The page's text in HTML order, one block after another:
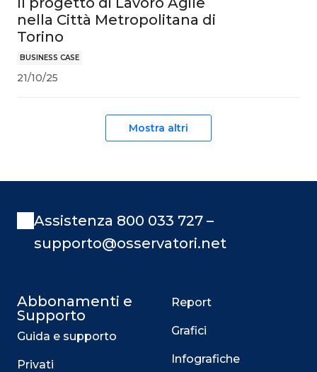
BUSINESS CASE
nella Città Metropolitana di
Torino
21/10/25
Mostra altri
Assistenza 800 033 727 –
supporto@osservatori.net
Abbonamenti e
Supporto
Guida e supporto
Privati
Report
Grafici
Infografiche